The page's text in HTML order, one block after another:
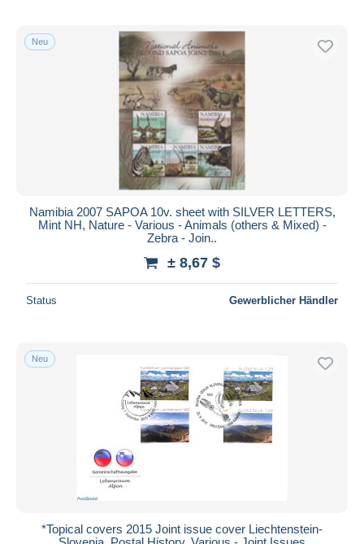
Neu
Namibia 2007 SAPOA 10v. sheet with SILVER LETTERS,
Mint NH, Nature - Various - Animals (others & Mixed) -
Zebra - Join..
± 8,67 $
Status Gewerblicher Händler
Neu
*Topical covers 2015 Joint issue cover Liechtenstein-